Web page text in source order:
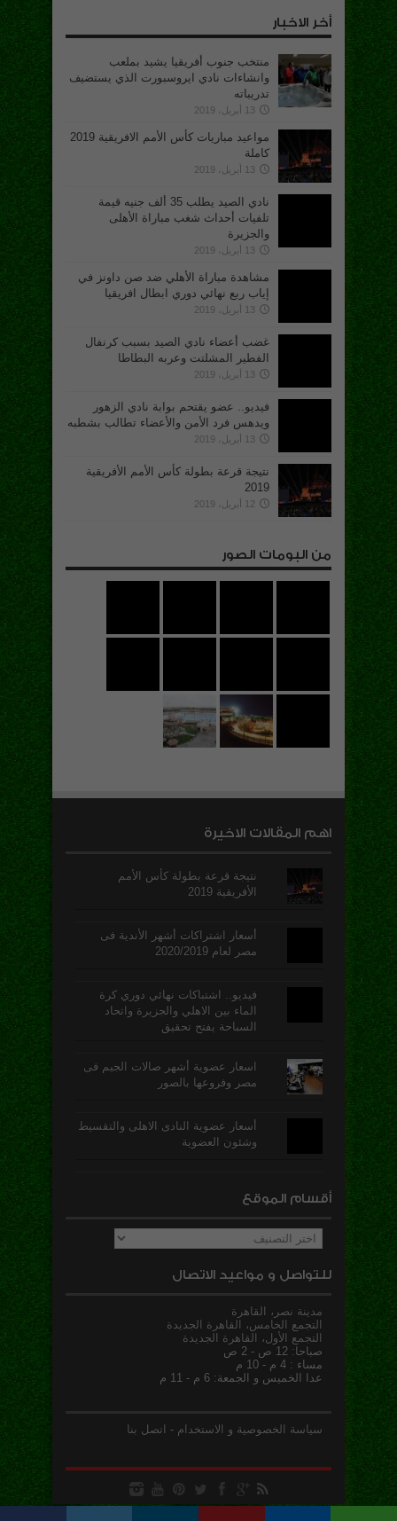
أخر الاخبار
منتخب جنوب أفريقيا يشيد بملعب
وانشاءات نادي ايروسبورت الذي يستضيف
تدريباته
13 أبريل، 2019
مواعيد مباريات كأس الأمم الافريقية 2019
كاملة
13 أبريل، 2019
نادي الصيد يطلب 35 ألف جنيه قيمة
تلفيات أحداث شغب مباراة الأهلى
والجزيرة
13 أبريل، 2019
مشاهدة مباراة الأهلي ضد صن داونز في
إياب ربع نهائي دوري ابطال افريقيا
13 أبريل، 2019
غضب أعضاء نادي الصيد بسبب كرنفال
الفطير المشلتت وعربه البطاطا
13 أبريل، 2019
فيديو.. عضو يقتحم بوابة نادي الزهور
ويدهس فرد الأمن والأعضاء تطالب بشطبه
13 أبريل، 2019
نتيجة قرعة بطولة كأس الأمم الأفريقية
2019
12 أبريل، 2019
من البومات الصور
اهم المقالات الاخيرة
نتيجة قرعة بطولة كأس الأمم
الأفريقية 2019
أسعار اشتراكات أشهر الأندية فى
مصر لعام 2020/2019
فيديو.. اشتباكات نهائي دوري كرة
الماء بين الاهلي والجزيرة واتحاد
السباحة يفتح تحقيق
اسعار عضوية أشهر صالات الجيم فى
مصر وفروعها بالصور
أسعار عضوية النادى الاهلى والتقسيط
وشئون العضوية
أقسام الموقع
أقسام
الموقع
للتواصل و مواعيد الاتصال
مدينة نصر، القاهرة
التجمع الخامس، القاهرة الجديدة
التجمع الأول، القاهرة الجديدة
صباحا: 12 ص - 2 ص
مساء : 4 م - 10 م
عدا الخميس و الجمعة: 6 م - 11 م
سياسة الخصوصية و الاستخدام - اتصل بنا